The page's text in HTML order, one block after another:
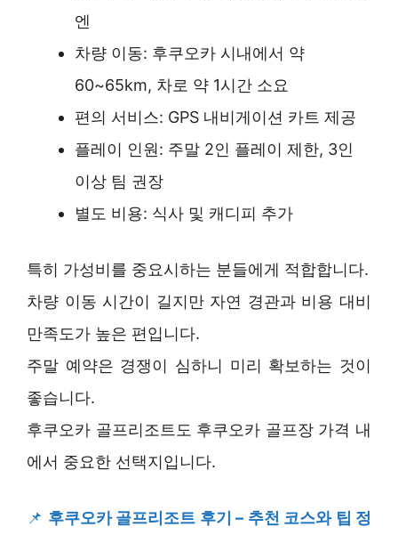
엔
차량 이동: 후쿠오카 시내에서 약
60~65km, 차로 약 1시간 소요
편의 서비스: GPS 내비게이션 카트 제공
플레이 인원: 주말 2인 플레이 제한, 3인
이상 팀 권장
별도 비용: 식사 및 캐디피 추가
특히 가성비를 중요시하는 분들에게 적합합니다.
차량 이동 시간이 길지만 자연 경관과 비용 대비
만족도가 높은 편입니다.
주말 예약은 경쟁이 심하니 미리 확보하는 것이
좋습니다.
후쿠오카 골프리조트도 후쿠오카 골프장 가격 내
에서 중요한 선택지입니다.
📌 후쿠오카 골프리조트 후기 – 추천 코스와 팁 정